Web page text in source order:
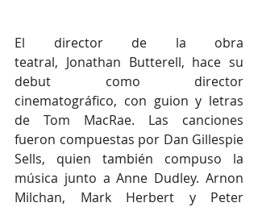
El director de la obra
teatral, Jonathan Butterell, hace su
debut como director
cinematográfico, con guion y letras
de Tom MacRae. Las canciones
fueron compuestas por Dan Gillespie
Sells, quien también compuso la
música junto a Anne Dudley. Arnon
Milchan, Mark Herbert y Peter